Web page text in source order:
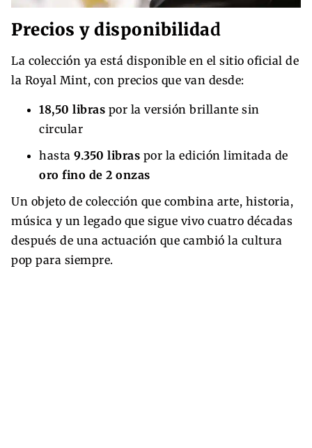
Precios y disponibilidad
La colección ya está disponible en el sitio oficial de
la Royal Mint, con precios que van desde:
18,50 libras por la versión brillante sin
circular
hasta 9.350 libras por la edición limitada de
oro fino de 2 onzas
Un objeto de colección que combina arte, historia,
música y un legado que sigue vivo cuatro décadas
después de una actuación que cambió la cultura
pop para siempre.